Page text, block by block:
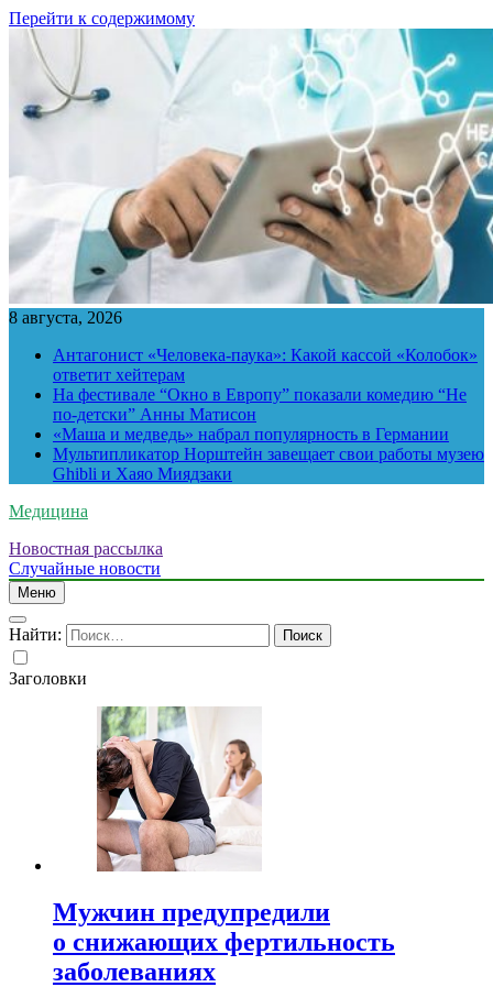
Перейти к содержимому
8 августа, 2026
Антагонист «Человека-паука»: Какой кассой «Колобок»
ответит хейтерам
На фестивале “Окно в Европу” показали комедию “Не
по-детски” Анны Матисон
«Маша и медведь» набрал популярность в Германии
Мультипликатор Норштейн завещает свои работы музею
Ghibli и Хаяо Миядзаки
Медицина
Новостная рассылка
Случайные новости
Меню
Найти:
Заголовки
Мужчин предупредили
о снижающих фертильность
заболеваниях